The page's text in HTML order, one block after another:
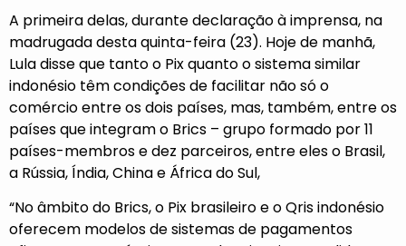
A primeira delas, durante declaração à imprensa, na
madrugada desta quinta-feira (23). Hoje de manhã,
Lula disse que tanto o Pix quanto o sistema similar
indonésio têm condições de facilitar não só o
comércio entre os dois países, mas, também, entre os
países que integram o Brics – grupo formado por 11
países-membros e dez parceiros, entre eles o Brasil,
a Rússia, Índia, China e África do Sul,
“No âmbito do Brics, o Pix brasileiro e o Qris indonésio
oferecem modelos de sistemas de pagamentos